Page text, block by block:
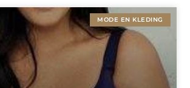
MODE EN KLEDING